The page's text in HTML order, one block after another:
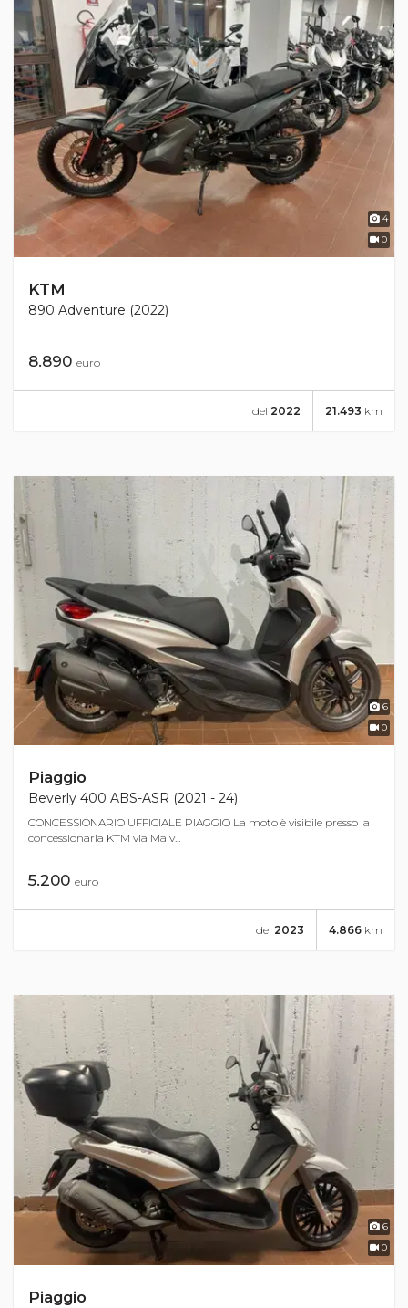
4
0
KTM
890 Adventure (2022)
8.890 euro
21.493 km
del 2022
6
0
Piaggio
Beverly 400 ABS-ASR (2021 - 24)
CONCESSIONARIO UFFICIALE PIAGGIO La moto è visibile presso la
concessionaria KTM via Malv...
5.200 euro
4.866 km
del 2023
6
0
Piaggio